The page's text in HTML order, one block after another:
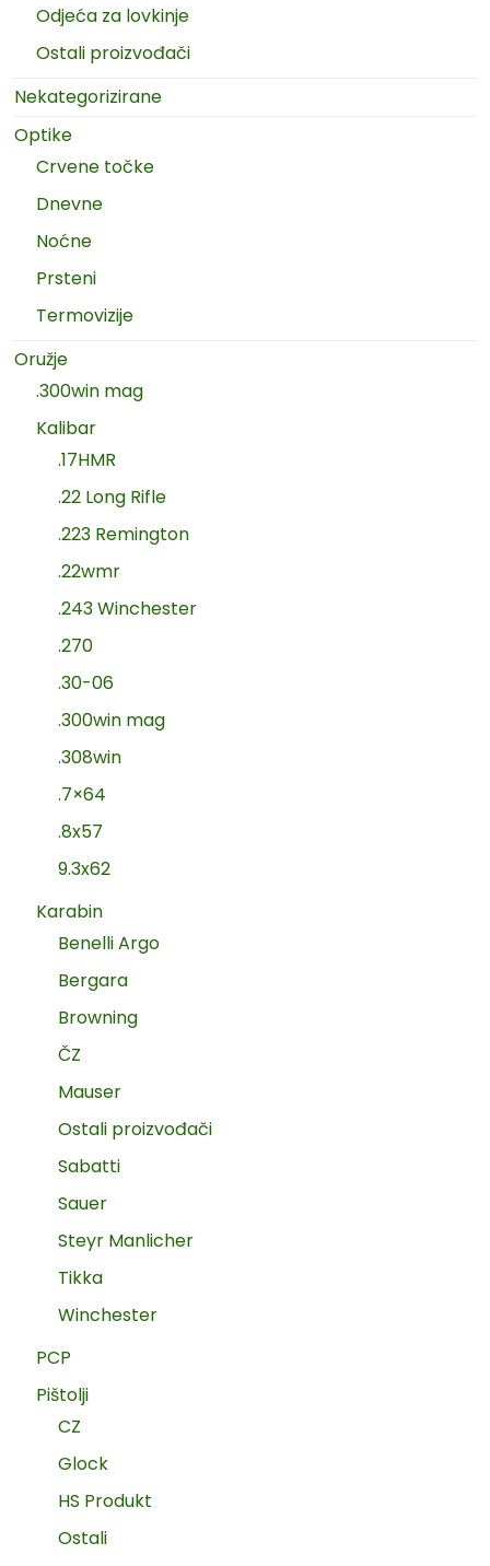
Odjeća za lovkinje
Ostali proizvođači
Nekategorizirane
Optike
Crvene točke
Dnevne
Noćne
Prsteni
Termovizije
Oružje
.300win mag
Kalibar
.17HMR
.22 Long Rifle
.223 Remington
.22wmr
.243 Winchester
.270
.30-06
.300win mag
.308win
.7×64
.8x57
9.3x62
Karabin
Benelli Argo
Bergara
Browning
ČZ
Mauser
Ostali proizvođači
Sabatti
Sauer
Steyr Manlicher
Tikka
Winchester
PCP
Pištolji
CZ
Glock
HS Produkt
Ostali